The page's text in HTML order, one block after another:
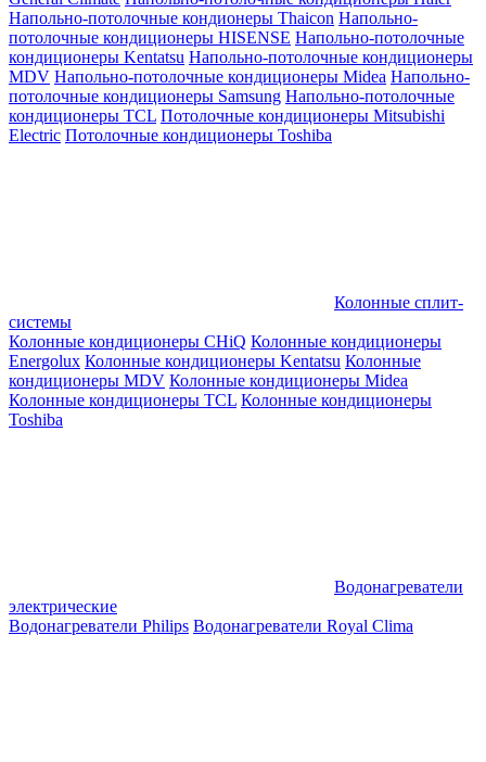
Напольно-потолочные кондионеры Thaicon Напольно-
потолочные кондиционеры HISENSE Напольно-потолочные
кондиционеры Kentatsu Напольно-потолочные кондиционеры
MDV Напольно-потолочные кондиционеры Midea Напольно-
потолочные кондиционеры Samsung Напольно-потолочные
кондиционеры TCL Потолочные кондиционеры Mitsubishi
Electric Потолочные кондиционеры Toshiba
Колонные сплит-
системы
Колонные кондиционеры CHiQ Колонные кондиционеры
Energolux Колонные кондиционеры Kentatsu Колонные
кондиционеры MDV Колонные кондиционеры Midea
Колонные кондиционеры TCL Колонные кондиционеры
Toshiba
Водонагреватели
электрические
Водонагреватели Philips Водонагреватели Royal Clima